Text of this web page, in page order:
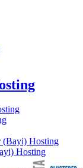
(Bayi) Hosting
Hosting